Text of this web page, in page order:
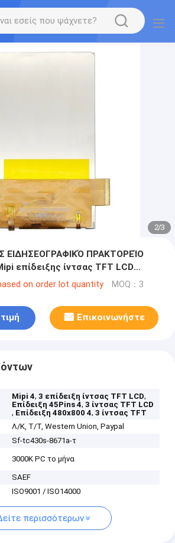
2/3
ΕΙΔΗΣΕΟΓΡΑΦΙΚΌ ΠΡΑΚΤΟΡΕΊΟ
επίδειξης ίντσας TFT LCD
ανθεκτική επιτροπή αφής
on order lot quantity MOQ：3
Επικοινωνήστε
Mipi 4,3 επίδειξη ίντσας TFT LCD,
Επίδειξη 45Pins 4,3 ίντσας TFT LCD
, Επίδειξη 480x800 4,3 ίντσας TFT
Λ/Κ, Τ/Τ, Western Union, Paypal
Sf-tc430s-8671a-τ
3000K PC το μήνα
SAEF
ISO9001 / ISO14000
περισσότερων